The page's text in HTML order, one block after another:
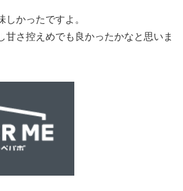
しかったですよ。
甘さ控えめでも良かったかなと思いま